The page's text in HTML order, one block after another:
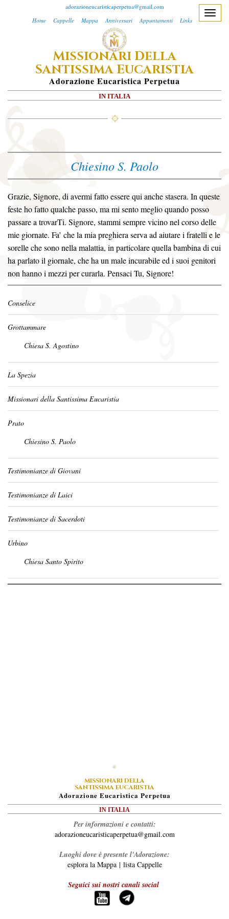
adorazioneucaristicaperpetua@gmail.com
Home
Cappelle Mappa Anniversari Appuntamenti Links
MISSIONARI DELLA
SANTISSIMA EUCARISTIA
ADorazione EUcaristica PErpetua
IN ITALIA
T
n
v
a
i
o
Chiesino S. Paolo
Grazie, Signore, di avermi fatto essere qui anche stasera. In queste
feste ho fatto qualche passo, ma mi sento meglio quando posso
passare a trovarTi. Signore, stammi sempre vicino nel corso delle
mie giornate. Fa’ che la mia preghiera serva ad aiutare i fratelli e le
sorelle che sono nella malattia, in particolare quella bambina di cui
ha parlato il giornale, che ha un male incurabile ed i suoi genitori
non hanno i mezzi per curarla. Pensaci Tu, Signore!
Conselice
Grottammare
Chiesa S. Agostino
La Spezia
Missionari della Santissima Eucaristia
Prato
Chiesino S. Paolo
Testimonianze di Giovani
Testimonianze di Laici
Testimonianze di Sacerdoti
Urbino
Chiesa Santo Spirito
MISSIONARI DELLA
SANTISSIMA EUCARISTIA
ADorazione EUcaristica PErpetua
IN ITALIA
Per informazioni e contatti:
adorazioneucaristicaperpetua@gmail.com
Luoghi dove è presente l'Adorazione:
esplora la Mappa| lista Cappelle
Seguici sui nostri canali social